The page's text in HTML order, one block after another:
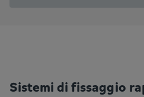
Sistemi di fissaggio